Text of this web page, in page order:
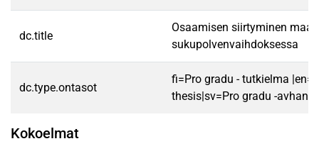
dc.title
Osaamisen siirtyminen
sukupolvenvaihdoksessa
dc.type.ontasot
fi=Pro gradu - tutkielma
thesis|sv=Pro gradu -
Kokoelmat